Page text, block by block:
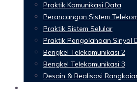
Praktik Komunikasi Data
Perancangan Sistem
Praktik Sistem Selular
Praktik Pengolahaan Sinyal
Bengkel Telekomunikasi 2
Bengkel Telekomunikasi 3
Desain & Realisasi